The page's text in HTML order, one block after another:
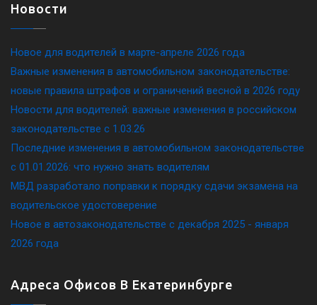
Новости
Новое для водителей в марте-апреле 2026 года
Важные изменения в автомобильном законодательстве:
новые правила штрафов и ограничений весной в 2026 году
Новости для водителей: важные изменения в российском
законодательстве c 1.03.26
Последние изменения в автомобильном законодательстве
c 01.01.2026: что нужно знать водителям
МВД разработало поправки к порядку сдачи экзамена на
водительское удостоверение
Новое в автозаконодательстве с декабря 2025 - января
2026 года
Адреса Офисов В Екатеринбурге